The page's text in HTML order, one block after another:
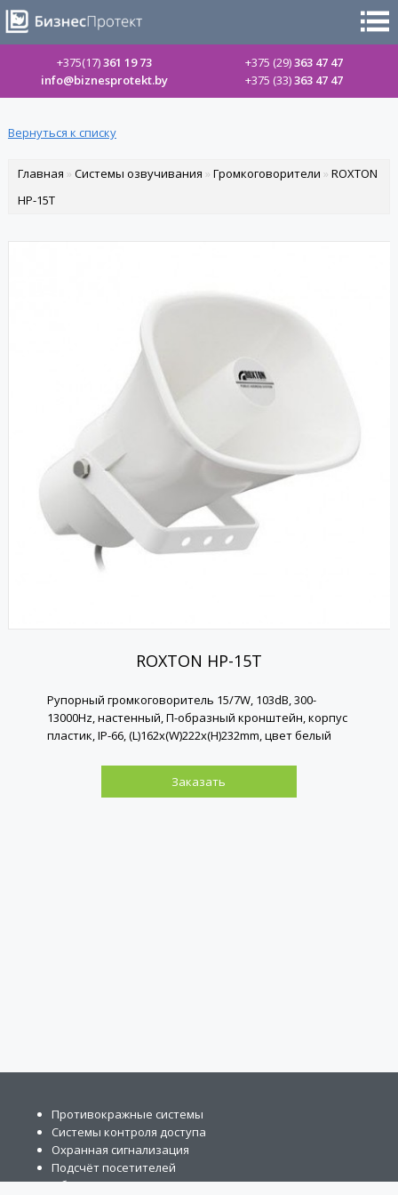
+375(17)361 19 73 +375 (29)363 47 47
info@biznesprotekt.by
+375 (33)363 47 47
Вернуться к списку
Главная » Системы озвучивания » Громкоговорители » ROXTON
HP-15T
ROXTON HP-15T
Рупорный громкоговоритель 15/7W, 103dB, 300-
13000Hz, настенный, П-образный кронштейн, корпус
пластик, IP-66, (L)162х(W)222х(H)232mm, цвет белый
Заказать
Противокражные системы
Системы контроля доступа
Охранная сигнализация
Подсчёт посетителей
Обзорные зеркала